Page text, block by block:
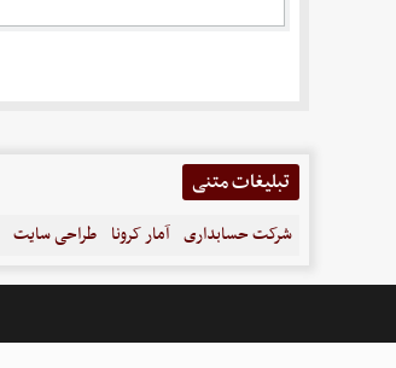
تبلیغات متنی
شرکت حسابداری آمار کرونا طراحی سایت